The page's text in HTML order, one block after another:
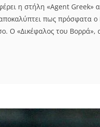
η στήλη «Agent Greek»
πως πρόσφατα
Ο «Δικέφαλος του Βορρά»,